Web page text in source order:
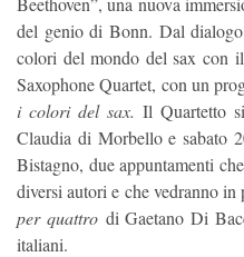
del genio di Bonn. Dal
colori del mondo del sax con
Saxophone Quartet, con un
i colori del sax. Il Quartetto
Claudia di Morbello e sabato
Bistagno, due appuntamenti
diversi autori e che vedranno
per quattro di Gaetano Di
italiani.